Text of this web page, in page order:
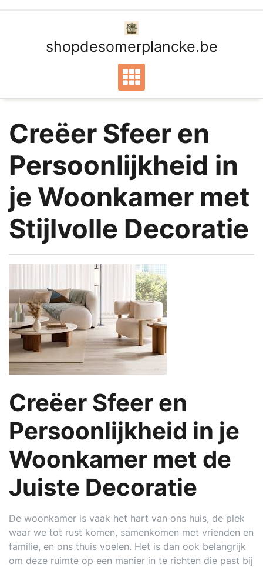
shopdesomerplancke.be
Creëer Sfeer en
Persoonlijkheid in
je Woonkamer met
Stijlvolle Decoratie
Creëer Sfeer en
Persoonlijkheid in je
Woonkamer met de
Juiste Decoratie
De woonkamer is vaak het hart van ons huis, de plek
waar we tot rust komen, samenkomen met vrienden en
familie, en ons thuis voelen. Het is dan ook belangrijk
om deze ruimte op een manier in te richten die past bij